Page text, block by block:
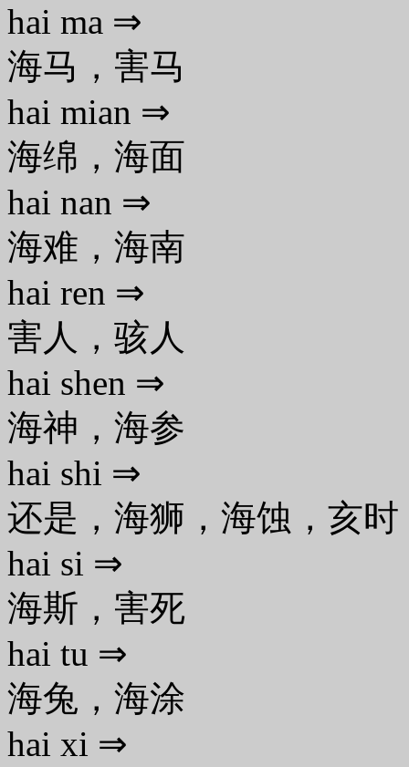
hai ma ⇒
海马，害马
hai mian ⇒
海绵，海面
hai nan ⇒
海难，海南
hai ren ⇒
害人，骇人
hai shen ⇒
海神，海参
hai shi ⇒
还是，海狮，海蚀，亥时
hai si ⇒
海斯，害死
hai tu ⇒
海兔，海涂
hai xi ⇒